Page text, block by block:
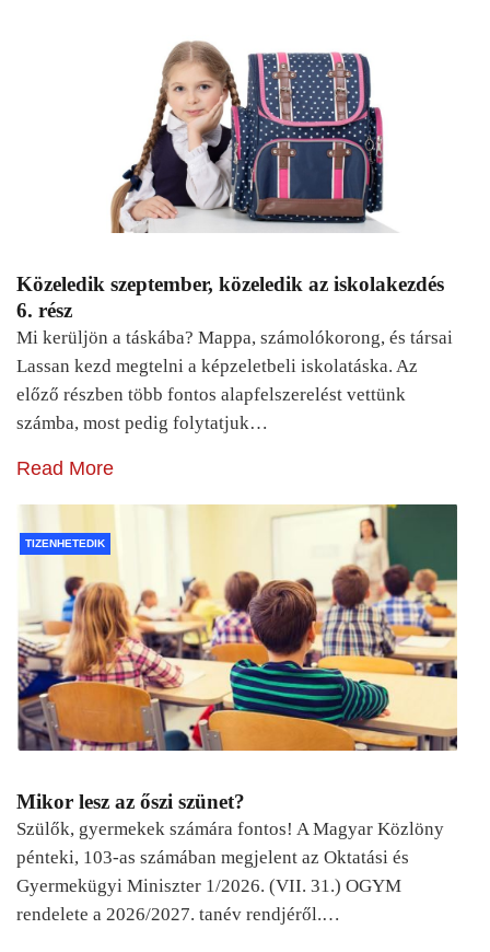
Közeledik szeptember, közeledik az iskolakezdés
6. rész
Mi kerüljön a táskába? Mappa, számolókorong, és társai
Lassan kezd megtelni a képzeletbeli iskolatáska. Az
előző részben több fontos alapfelszerelést vettünk
számba, most pedig folytatjuk…
Read More
TIZENHETEDIK
Mikor lesz az őszi szünet?
Szülők, gyermekek számára fontos! A Magyar Közlöny
pénteki, 103-as számában megjelent az Oktatási és
Gyermekügyi Miniszter 1/2026. (VII. 31.) OGYM
rendelete a 2026/2027. tanév rendjéről.…